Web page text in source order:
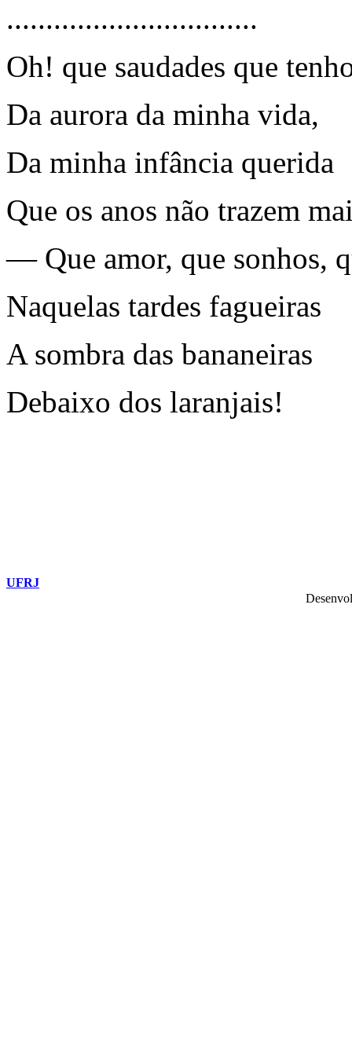
................................
Oh! que saudades que
Da aurora da minha vida,
Da minha infância querida
Que os anos não trazem
— Que amor, que sonhos,
Naquelas tardes fagueiras
A sombra das bananeiras
Debaixo dos laranjais!
UFRJ